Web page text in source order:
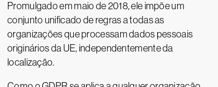
Promulgado em maio de 2018, ele impõe um
conjunto unificado de regras a todas as
organizações que processam dados pessoais
originários da UE, independentemente da
localização.